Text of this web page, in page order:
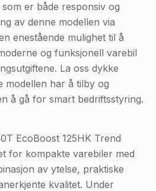
er både responsiv og
av denne modellen via
enestående mulighet til å
og funksjonell varebil
La oss dykke
modellen har å tilby og
å gå for smart bedriftsstyring.
EcoBoost 125HK Trend
for kompakte varebiler med
av ytelse, praktiske
kvalitet. Under